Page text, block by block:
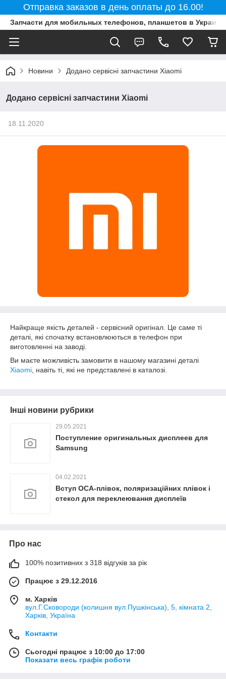
Отправка заказов в день оплаты до 16.00!
Запчасти для мобильных телефонов, планшетов в
Новини Додано сервісні запчастини Xiaomi
Додано сервісні запчастини Xiaomi
18.11.2020
Найкраще якість деталей - сервісний оригінал. Це саме ті
деталі, які спочатку встановлюються в телефон при
виготовленні на заводі.
Ви маєте можливість замовити в нашому магазині деталі
Xiaomi , навіть ті, які не представлені в каталозі.
Інші новини рубрики
29.05.2021
Поступление оригинальных дисплеев для
Samsung
04.02.2021
Вступ OCA-плівок, поляризаційних плівок і
стекол для переклеювання дисплеїв
Про нас
100% позитивних з 318 відгуків за рік
Працює з 29.12.2016
м. Харків
вул.Г.Сковороди (колишня вул.Пушкінська), 5, кімната 2,
Харків, Україна
Контакти
Сьогодні працює з 10:00 до 17:00
Показати весь графік роботи